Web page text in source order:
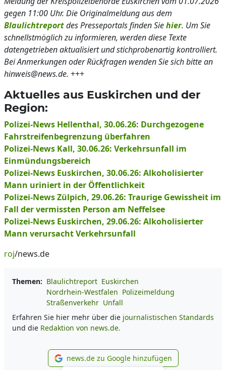
gegen 11:00 Uhr. Die Originalmeldung aus dem
Blaulichtreportdes Presseportals finden Siehier. Um Sie
schnellstmöglich zu informieren, werden diese Texte
datengetrieben aktualisiert und stichprobenartig kontrolliert.
Bei Anmerkungen oder Rückfragen wenden Sie sich bitte an
hinweis@news.de. +++
Aktuelles aus Euskirchen und der
Region:
Polizei-News Hellenthal, 30.06.26: Durchgezogene
Fahrstreifenbegrenzung überfahren
Polizei-News Kall, 30.06.26: Verkehrsunfall im
Einmündungsbereich
Polizei-News Euskirchen, 30.06.26: Alkoholisierter
Mann uriniert in der Öffentlichkeit
Polizei-News Zülpich, 29.06.26: Traurige Gewissheit im
Fall der vermissten Person am Neffelsee
Polizei-News Euskirchen, 29.06.26: Alkoholisierter
Mann verursacht Verkehrsunfall
roj/news.de
Themen: Blaulichtreport Euskirchen
Nordrhein-Westfalen Polizeimeldung
Straßenverkehr Unfall
Erfahren Sie hier mehr über die journalistischen Standards
und die Redaktion von news.de.
news.de zu Google
news.de zu Google hinzufügen